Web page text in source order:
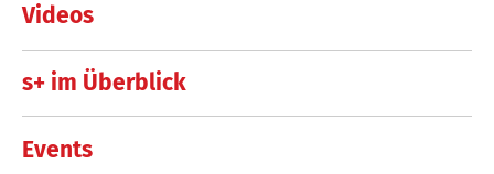
Videos
s+ im Überblick
Events